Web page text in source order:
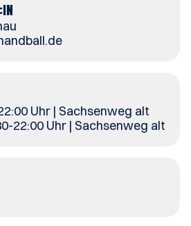
Uhr | Sachsenweg alt
22:00 Uhr | Sachsenweg alt